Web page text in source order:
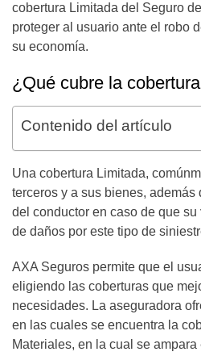
cobertura Limitada del Seguro
proteger al usuario ante el robo
su economía.
¿Qué cubre la
Contenido del artículo
Una cobertura Limitada,
terceros y a sus bienes, además
del conductor en caso de que
de daños por este tipo de
AXA Seguros permite que el
eligiendo las coberturas que
necesidades. La aseguradora
en las cuales se encuentra la
Materiales, en la cual se